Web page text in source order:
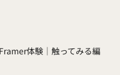
体験｜触ってみる編